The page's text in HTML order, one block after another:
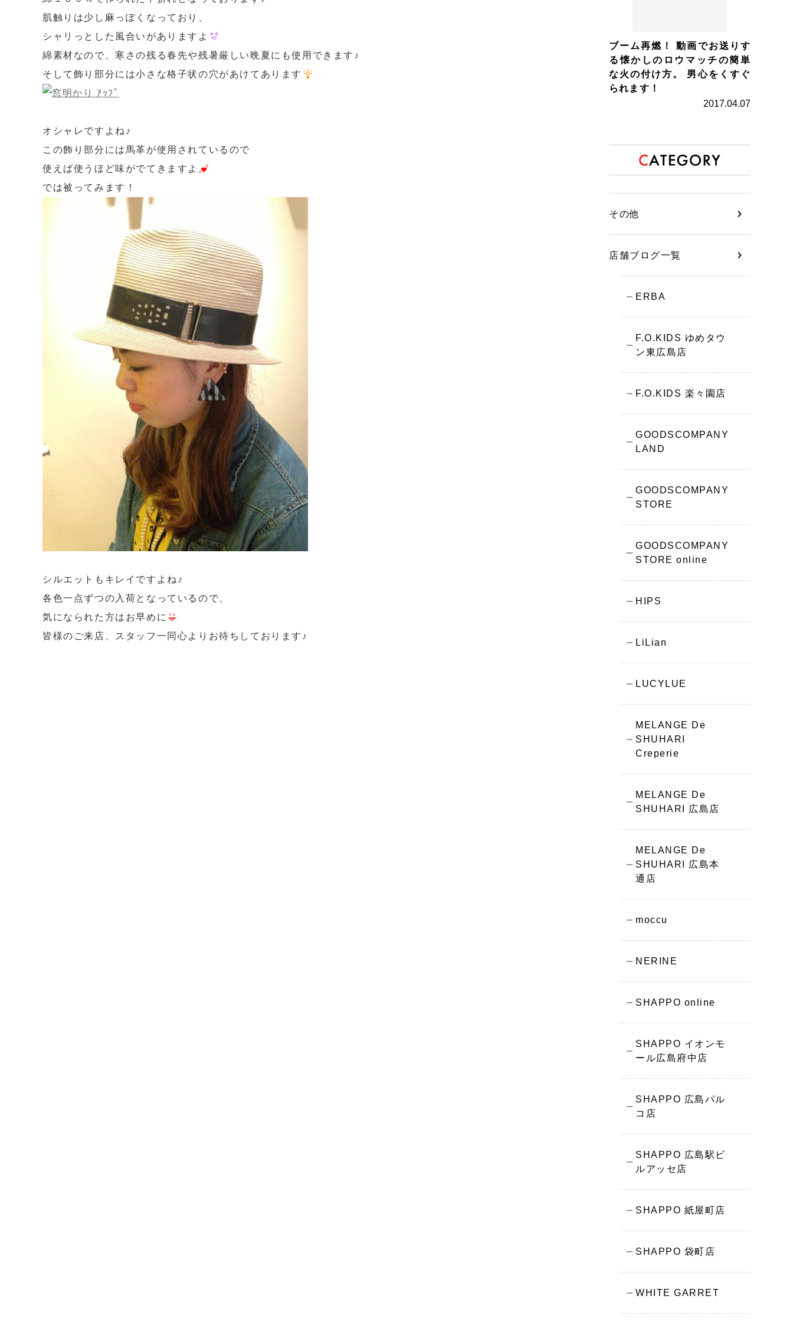
肌触りは少し麻っぽくなっており、
シャリっとした風合いがありますよ
綿素材なので、寒さの残る春先や残暑厳しい晩夏にも使用できます♪
そして飾り部分には小さな格子状の穴があけてあります
オシャレですよね♪
この飾り部分には馬革が使用されているので
使えば使うほど味がでてきますよ
では被ってみます！
シルエットもキレイですよね♪
各色一点ずつの入荷となっているので、
気になられた方はお早めに
皆様のご来店、スタッフ一同心よりお待ちしております♪
ブーム再燃！ 動画でお送りす
る懐かしのロウマッチの簡単
な火の付け方。 男心をくすぐ
られます！
2017.04.07
その他
店舗ブログ一覧
ERBA
F.O.KIDS ゆめタウ
ン東広島店
F.O.KIDS 楽々園店
GOODSCOMPANY
LAND
GOODSCOMPANY
STORE
GOODSCOMPANY
STORE online
HIPS
LiLian
LUCYLUE
MELANGE De
SHUHARI
Creperie
MELANGE De
SHUHARI 広島店
MELANGE De
SHUHARI 広島本
通店
moccu
NERINE
SHAPPO online
SHAPPO イオンモ
ール広島府中店
SHAPPO 広島パル
コ店
SHAPPO 広島駅ビ
ルアッセ店
SHAPPO 紙屋町店
SHAPPO 袋町店
WHITE GARRET